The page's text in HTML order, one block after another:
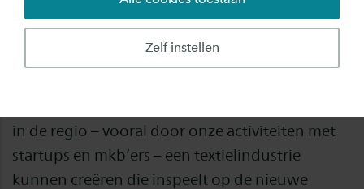
Zelf instellen
Groen, functioneel en digitaal. Dat is hoe de
transitie van de textielindustrie volgens lector
Jens Oelerich moet worden vormgegeven. In
in de regio – vooral door onze activiteiten met
startups en mkb’ers – een textielindustrie
kunnen creëren die inspeelt op de nieuwe